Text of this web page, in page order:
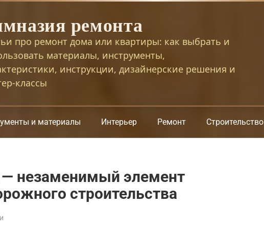
ремонта
про ремонт дома или квартиры: как выбрать и
материалы, инструменты,
инструкции, дизайнерские решения и
классы
и материалы Интерьер Ремонт Строительство
незаменимый элемент
строительства